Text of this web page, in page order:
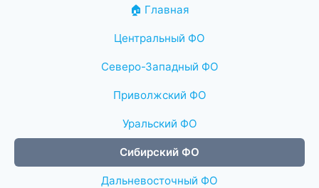
🏠 Главная
Центральный ФО
Северо-Западный ФО
Приволжский ФО
Уральский ФО
Сибирский ФО
Дальневосточный ФО